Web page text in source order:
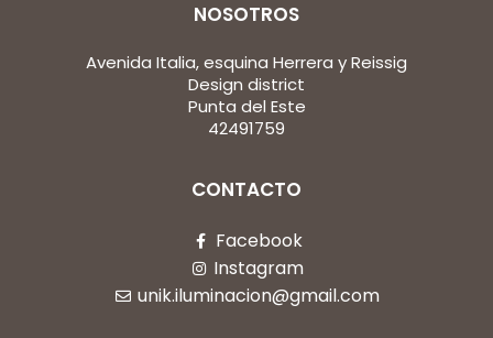
NOSOTROS
Avenida Italia, esquina Herrera y Reissig
Design district
Punta del Este
42491759
CONTACTO
Facebook
Instagram
unik.iluminacion@gmail.com